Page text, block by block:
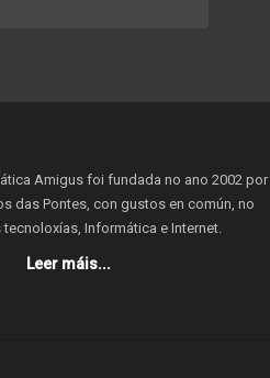
Amigus foi fundada no ano 2002 por
das Pontes, con gustos en común, no
Informática e Internet.
Leer máis...